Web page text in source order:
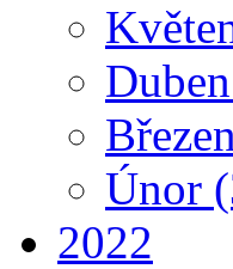
Duben
Březen
Únor
2022